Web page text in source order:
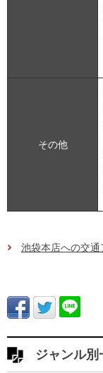
その他
池袋本店への交通
ジャンル別